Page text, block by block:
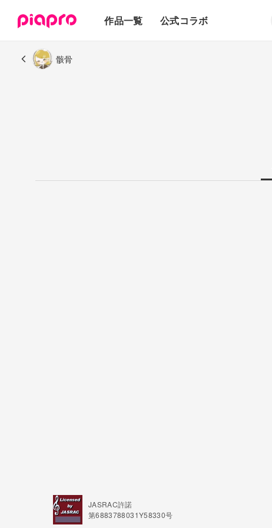
作品一覧
3Dモデル
公式コラボ
骸骨
JASRAC許諾
第6883788031Y58330号